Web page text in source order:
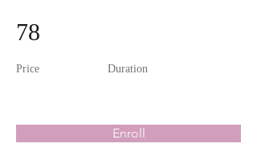
78
Price Duration
Enroll